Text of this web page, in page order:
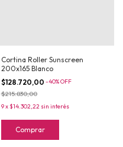
Cortina Roller Sunscreen
200x165 Blanco
$128.720,00 -40%OFF
$215.830,00
9x$14.302,22 sin interés
Comprar